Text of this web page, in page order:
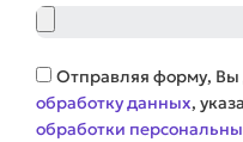
Файл
Соглашение
Отправляя форму, Вы
обработку данных,
обработки